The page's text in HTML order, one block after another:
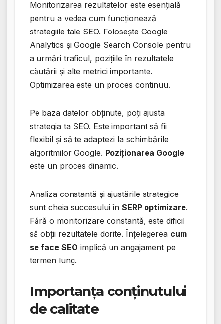
Monitorizarea rezultatelor este esențială
pentru a vedea cum funcționează
strategiile tale SEO. Folosește Google
Analytics și Google Search Console pentru
a urmări traficul, pozițiile în rezultatele
căutării și alte metrici importante.
Optimizarea este un proces continuu.
Pe baza datelor obținute, poți ajusta
strategia ta SEO. Este important să fii
flexibil și să te adaptezi la schimbările
algoritmilor Google. Poziționarea Google
este un proces dinamic.
Analiza constantă și ajustările strategice
sunt cheia succesului în SERP optimizare.
Fără o monitorizare constantă, este dificil
să obții rezultatele dorite. Înțelegerea cum
se face SEO implică un angajament pe
termen lung.
Importanța conținutului
de calitate